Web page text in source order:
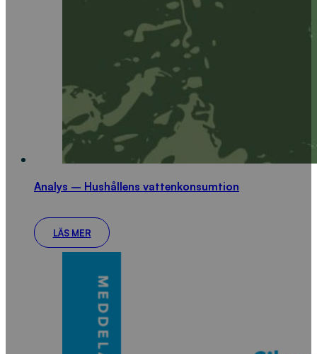
Analys – Hushållens vattenkonsumtion
LÄS MER